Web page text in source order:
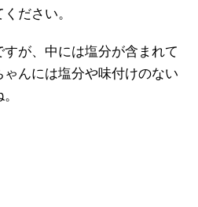
ださい。
が、中には塩分が含まれて
んには塩分や味付けのない